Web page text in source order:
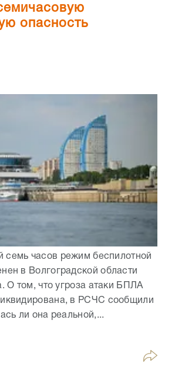
опасность
семь часов режим беспилотной
в Волгоградской области
О том, что угроза атаки БПЛА
в РСЧС сообщили
ли она реальной,...